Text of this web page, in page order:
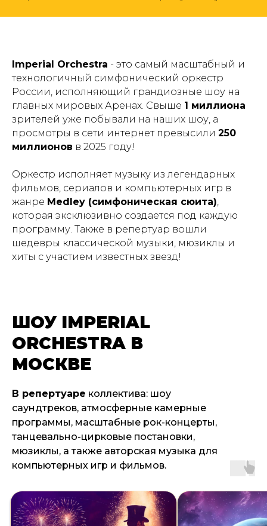
Imperial Orchestra - это самый масштабный и
технологичный симфонический оркестр
России, исполняющий грандиозные шоу на
главных мировых Аренах. Свыше 1 миллиона
зрителей уже побывали на наших шоу, а
просмотры в сети интернет превысили 250
миллионов в 2025 году!
Оркестр исполняет музыку из легендарных
фильмов, сериалов и компьютерных игр в
жанре Medley (симфоническая сюита),
которая эксклюзивно создается под каждую
программу. Также в репертуар вошли
шедевры классической музыки, мюзиклы и
хиты с участием известных звезд!
ШОУ IMPERIAL
ORCHESTRA В
МОСКВЕ
В репертуаре коллектива: шоу
саундтреков, атмосферные камерные
программы, масштабные рок-концерты,
танцевально-цирковые постановки,
мюзиклы, а также авторская музыка для
компьютерных игр и фильмов.